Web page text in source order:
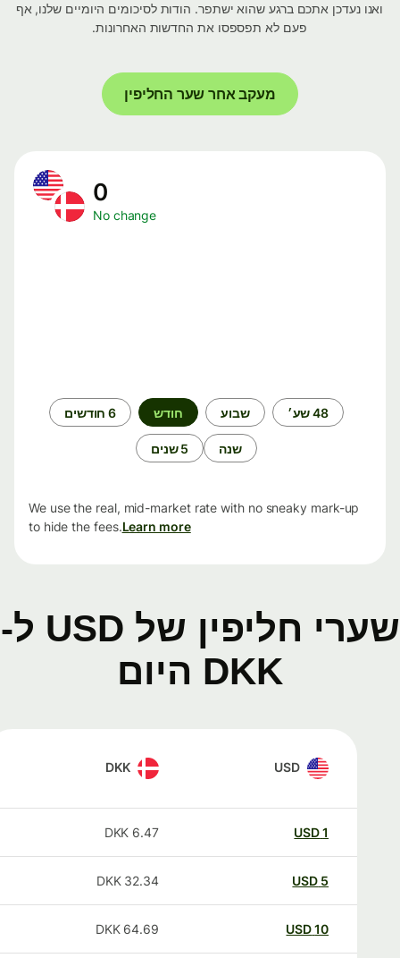
ואנו נעדכן אתכם ברגע שהוא ישתפר. הודות לסיכומים היומיים שלנו, אף
פעם לא תפספסו את החדשות האחרונות.
מעקב אחר שער החליפין
No change
48 שע׳ שבוע חודש 6 חודשים
שנה 5 שנים
We use the real, mid-market rate with no sneaky mark-up
to hide the fees.Learn more
שערי חליפין של USD ל-
DKK היום
USD
DKK
USD
6.47
DKK
USD
32.34
DKK
USD
64.69
DKK